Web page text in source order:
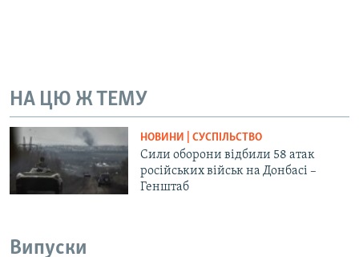
НА ЦЮ Ж ТЕМУ
НОВИНИ | СУСПІЛЬСТВО
Сили оборони відбили 58 атак
російських військ на Донбасі –
Генштаб
Випуски